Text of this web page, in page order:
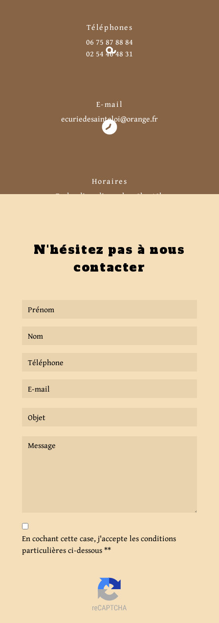
Téléphones
06 75 87 88 84
02 54 46 48 31
E-mail
ecuriedesainteloi@orange.fr
Horaires
Du lundi au dimanche : 8h - 18h
N'hésitez pas à nous
contacter
En cochant cette case, j'accepte les conditions
particulières ci-dessous **